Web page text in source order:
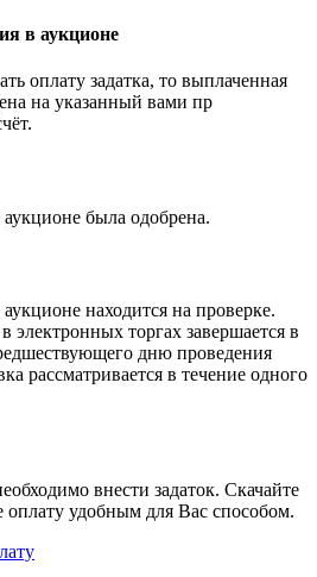
в аукционе
оплату задатка, то выплаченная
на указанный вами пр
была одобрена.
находится на проверке.
электронных торгах завершается в
дню проведения
рассматривается в течение одного
внести задаток. Скачайте
оплату удобным для Вас способом.